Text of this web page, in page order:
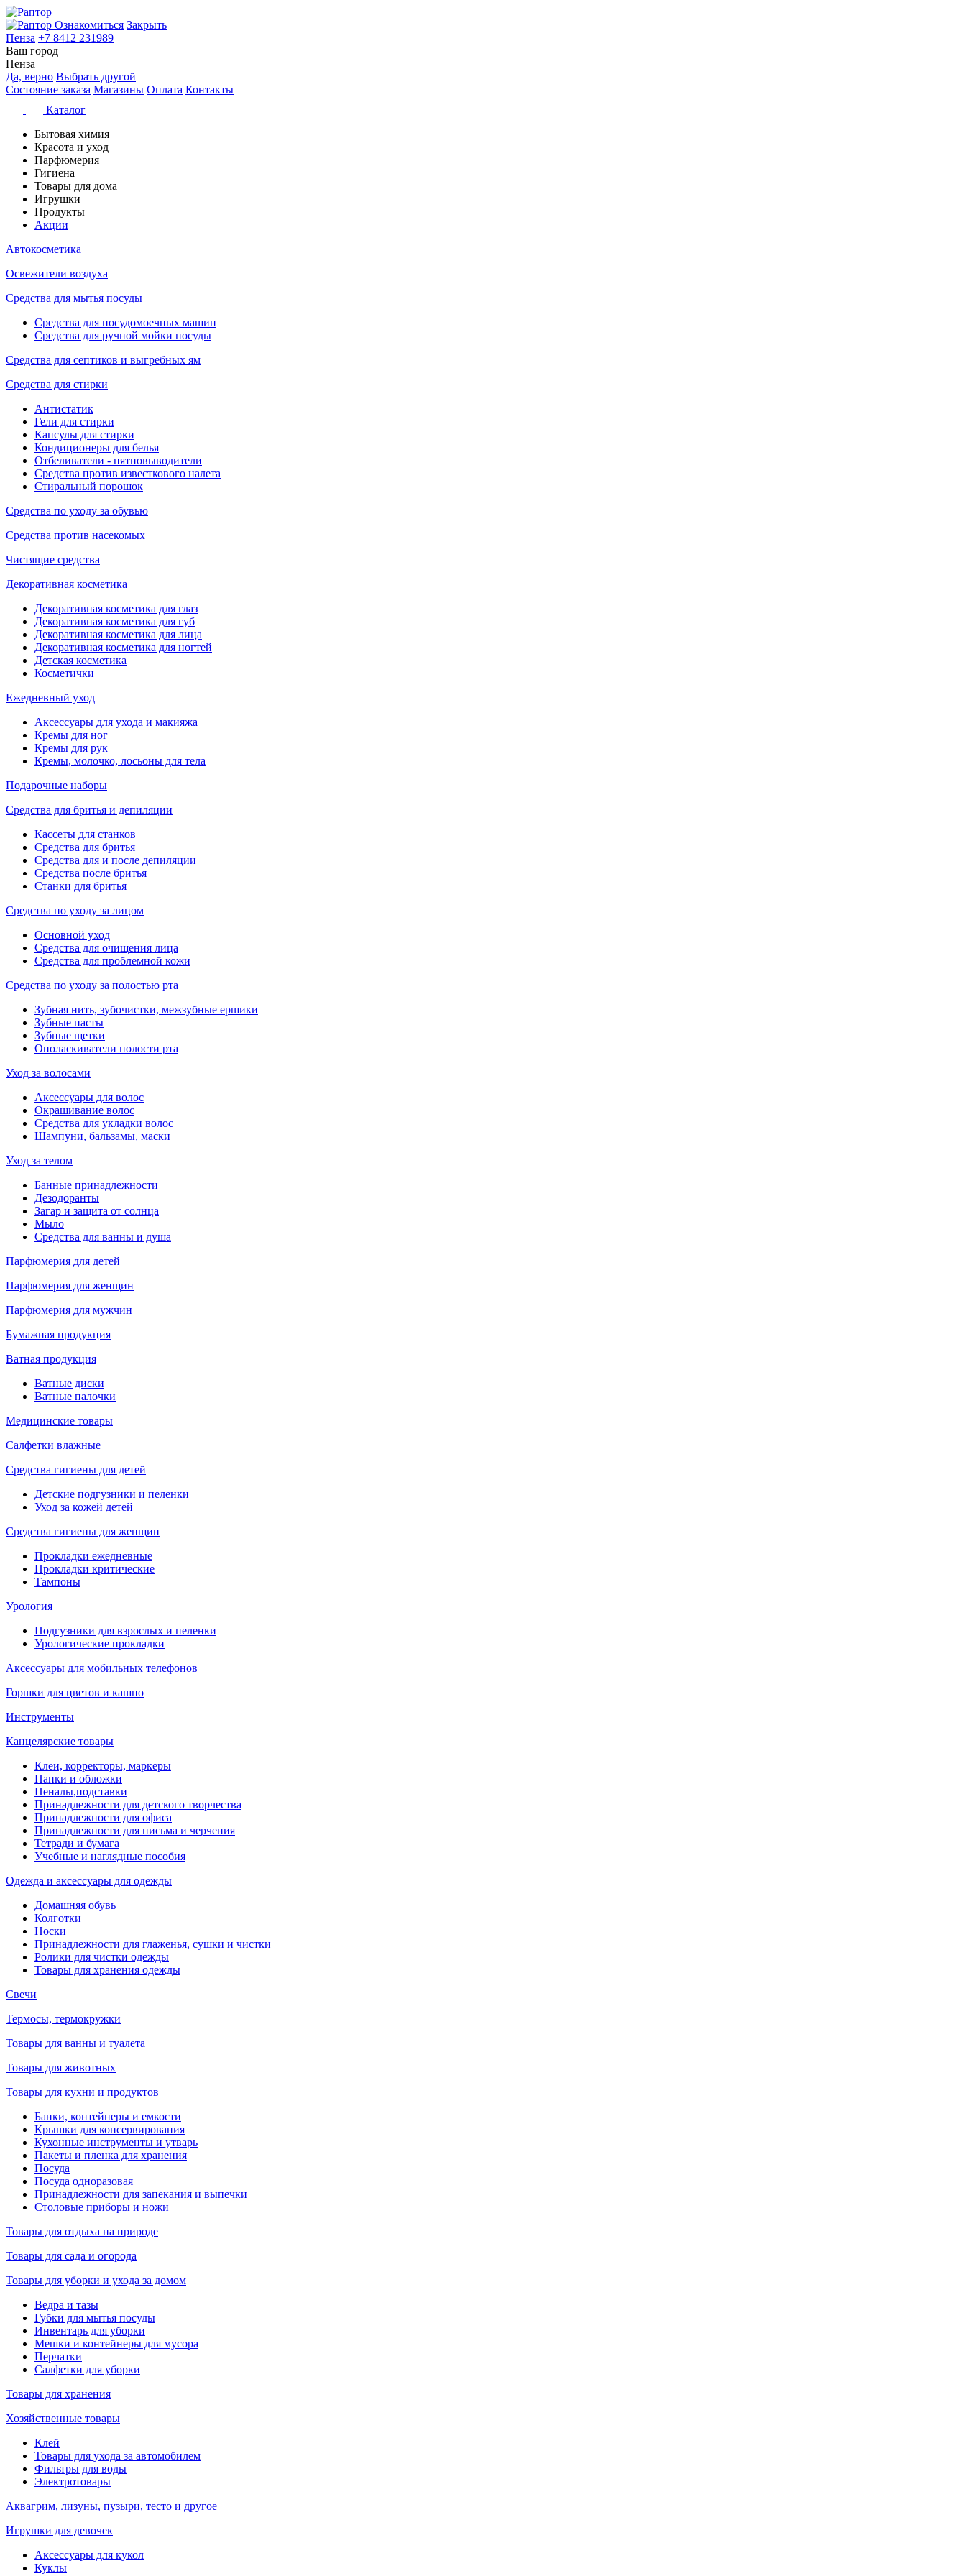
Ознакомиться Закрыть
Пенза +7 8412 231989
Ваш город
Пенза
Да, верно Выбрать другой
Состояние заказа Магазины Оплата Контакты
Каталог
Бытовая химия
Красота и уход
Парфюмерия
Гигиена
Товары для дома
Игрушки
Продукты
Акции
Автокосметика
Освежители воздуха
Средства для мытья посуды
Средства для посудомоечных машин
Средства для ручной мойки посуды
Средства для септиков и выгребных ям
Средства для стирки
Антистатик
Гели для стирки
Капсулы для стирки
Кондиционеры для белья
Отбеливатели - пятновыводители
Средства против известкового налета
Стиральный порошок
Средства по уходу за обувью
Средства против насекомых
Чистящие средства
Декоративная косметика
Декоративная косметика для глаз
Декоративная косметика для губ
Декоративная косметика для лица
Декоративная косметика для ногтей
Детская косметика
Косметички
Ежедневный уход
Аксессуары для ухода и макияжа
Кремы для ног
Кремы для рук
Кремы, молочко, лосьоны для тела
Подарочные наборы
Средства для бритья и депиляции
Кассеты для станков
Средства для бритья
Средства для и после депиляции
Средства после бритья
Станки для бритья
Средства по уходу за лицом
Основной уход
Средства для очищения лица
Средства для проблемной кожи
Средства по уходу за полостью рта
Зубная нить, зубочистки, межзубные ершики
Зубные пасты
Зубные щетки
Ополаскиватели полости рта
Уход за волосами
Аксессуары для волос
Окрашивание волос
Средства для укладки волос
Шампуни, бальзамы, маски
Уход за телом
Банные принадлежности
Дезодоранты
Загар и защита от солнца
Мыло
Средства для ванны и душа
Парфюмерия для детей
Парфюмерия для женщин
Парфюмерия для мужчин
Бумажная продукция
Ватная продукция
Ватные диски
Ватные палочки
Медицинские товары
Салфетки влажные
Средства гигиены для детей
Детские подгузники и пеленки
Уход за кожей детей
Средства гигиены для женщин
Прокладки ежедневные
Прокладки критические
Тампоны
Урология
Подгузники для взрослых и пеленки
Урологические прокладки
Аксессуары для мобильных телефонов
Горшки для цветов и кашпо
Инструменты
Канцелярские товары
Клеи, корректоры, маркеры
Папки и обложки
Пеналы,подставки
Принадлежности для детского творчества
Принадлежности для офиса
Принадлежности для письма и черчения
Тетради и бумага
Учебные и наглядные пособия
Одежда и аксессуары для одежды
Домашняя обувь
Колготки
Носки
Принадлежности для глаженья, сушки и чистки
Ролики для чистки одежды
Товары для хранения одежды
Свечи
Термосы, термокружки
Товары для ванны и туалета
Товары для животных
Товары для кухни и продуктов
Банки, контейнеры и емкости
Крышки для консервирования
Кухонные инструменты и утварь
Пакеты и пленка для хранения
Посуда
Посуда одноразовая
Принадлежности для запекания и выпечки
Столовые приборы и ножи
Товары для отдыха на природе
Товары для сада и огорода
Товары для уборки и ухода за домом
Ведра и тазы
Губки для мытья посуды
Инвентарь для уборки
Мешки и контейнеры для мусора
Перчатки
Салфетки для уборки
Товары для хранения
Хозяйственные товары
Клей
Товары для ухода за автомобилем
Фильтры для воды
Электротовары
Аквагрим, лизуны, пузыри, тесто и другое
Игрушки для девочек
Аксессуары для кукол
Куклы